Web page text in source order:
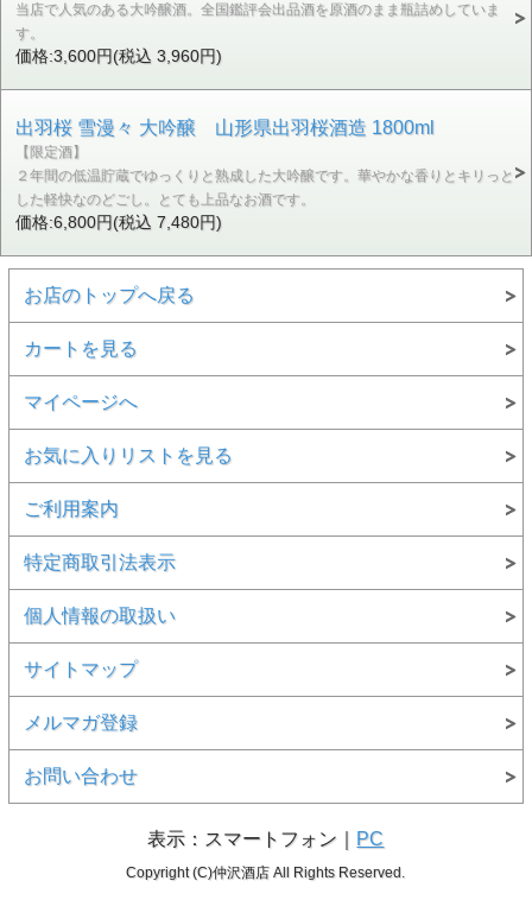
当店で人気のある大吟醸酒。全国鑑評会出品酒を原酒のまま瓶詰めしていま
す。
価格:3,600円(税込 3,960円)
出羽桜 雪漫々 大吟醸 山形県出羽桜酒造 1800ml
【限定酒】
２年間の低温貯蔵でゆっくりと熟成した大吟醸です。華やかな香りとキリっと
した軽快なのどごし。とても上品なお酒です。
価格:6,800円(税込 7,480円)
お店のトップへ戻る
カートを見る
マイページへ
お気に入りリストを見る
ご利用案内
特定商取引法表示
個人情報の取扱い
サイトマップ
メルマガ登録
お問い合わせ
表示：スマートフォン｜ PC
Copyright (C)仲沢酒店 All Rights Reserved.